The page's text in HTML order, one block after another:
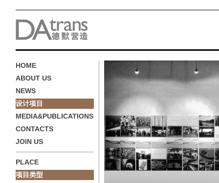
HOME
ABOUT US
NEWS
设计项目
MEDIA&PUBLICATIONS
CONTACTS
JOIN US
PLACE
项目类型